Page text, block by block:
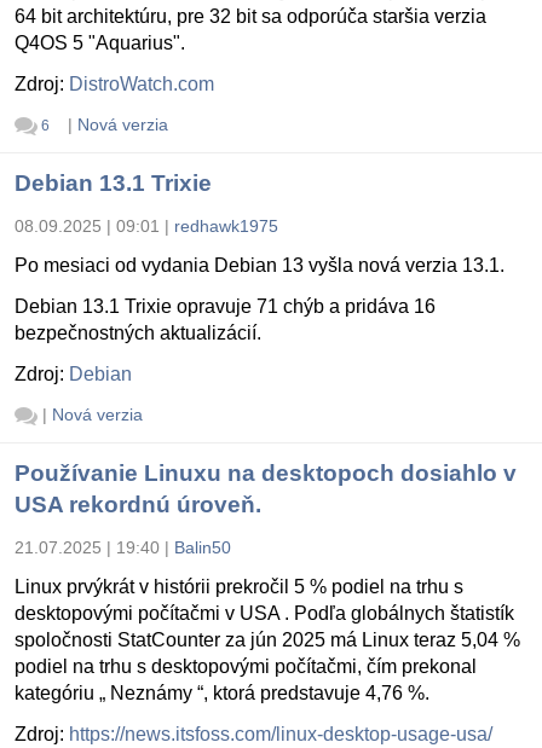
64 bit architektúru, pre 32 bit sa odporúča staršia verzia
Q4OS 5 "Aquarius".
Zdroj: DistroWatch.com
6 | Nová verzia
Debian 13.1 Trixie
08.09.2025 | 09:01 | redhawk1975
Po mesiaci od vydania Debian 13 vyšla nová verzia 13.1.
Debian 13.1 Trixie opravuje 71 chýb a pridáva 16
bezpečnostných aktualizácií.
Zdroj: Debian
| Nová verzia
Používanie Linuxu na desktopoch dosiahlo v
USA rekordnú úroveň.
21.07.2025 | 19:40 | Balin50
Linux prvýkrát v histórii prekročil 5 % podiel na trhu s
desktopovými počítačmi v USA . Podľa globálnych štatistík
spoločnosti StatCounter za jún 2025 má Linux teraz 5,04 %
podiel na trhu s desktopovými počítačmi, čím prekonal
kategóriu „ Neznámy “, ktorá predstavuje 4,76 %.
Zdroj: https://news.itsfoss.com/linux-desktop-usage-usa/